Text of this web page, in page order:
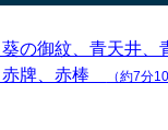
の御紋、青天井、
赤牌、赤棒
（約7分